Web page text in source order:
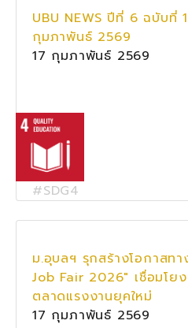
UBU NEWS ปีที่ 6 ฉบับที่
กุมภาพันธ์ 2569
17 กุมภาพันธ์ 2569
#SDG4
ม.อุบลฯ รุกสร้างโอกาสท
Job Fair 2026" เชื่อมโย
ตลาดแรงงานยุคใหม่
17 กุมภาพันธ์ 2569